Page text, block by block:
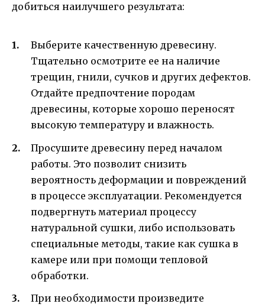
добиться наилучшего результата:
Выберите качественную древесину.
Тщательно осмотрите ее на наличие
трещин, гнили, сучков и других дефектов.
Отдайте предпочтение породам
древесины, которые хорошо переносят
высокую температуру и влажность.
Просушите древесину перед началом
работы. Это позволит снизить
вероятность деформации и повреждений
в процессе эксплуатации. Рекомендуется
подвергнуть материал процессу
натуральной сушки, либо использовать
специальные методы, такие как сушка в
камере или при помощи тепловой
обработки.
При необходимости произведите